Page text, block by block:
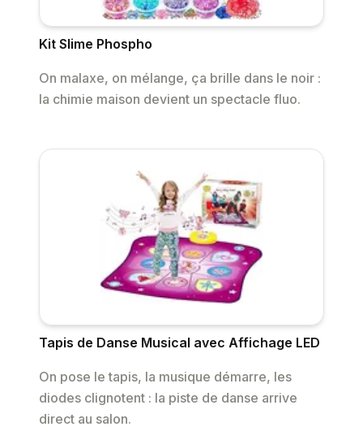
Kit Slime Phospho
On malaxe, on mélange, ça brille dans le noir :
la chimie maison devient un spectacle fluo.
Tapis de Danse Musical avec Affichage LED
On pose le tapis, la musique démarre, les
diodes clignotent : la piste de danse arrive
direct au salon.